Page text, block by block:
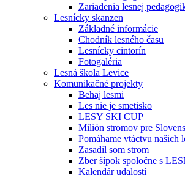
Zariadenia lesnej
Lesnícky skanzen
Základné informácie
Chodník lesného času
Lesnícky cintorín
Fotogaléria
Lesná škola Levice
Komunikačné projekty
Behaj lesmi
Les nie je smetisko
LESY SKI CUP
Milión stromov pre
Pomáhame vtáctvu našich
Zasadil som strom
Zber šípok spoločne s
Kalendár udalostí